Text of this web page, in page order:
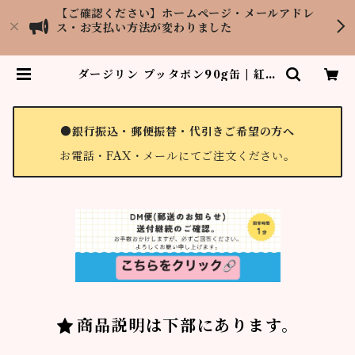
【ご確認ください】ホームページ・メールアドレ
ス・お支払い方法が変わりました
ダージリン プッタボン90g缶 | 紅茶
●銀行振込・郵便振替・代引きご希望の方へ
お電話・FAX・メールにてご注文ください。
商品説明は下部にあります。